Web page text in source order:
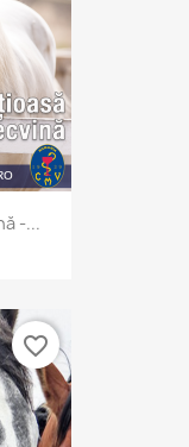
-...
favorite_border